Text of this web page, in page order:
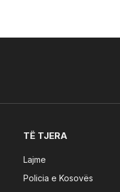
TË TJERA
Lajme
Policia e Kosovës